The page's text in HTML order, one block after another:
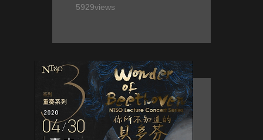
衛．胡斯 David Hoose，鋼琴／
5929views